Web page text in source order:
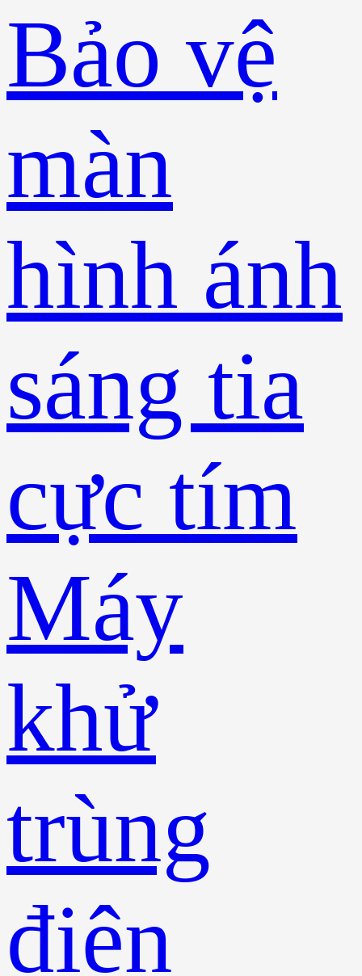
Bảo vệ
màn
hình ánh
sáng tia
cực tím
Máy
khử
trùng
điện